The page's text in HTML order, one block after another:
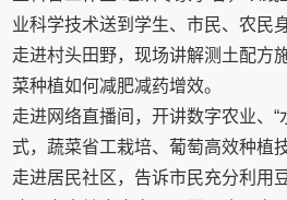
业科学技术送到学生、市民、农
走进村头田野，现场讲解测土配方
菜种植如何减肥减药增效。
走进网络直播间，开讲数字农业、“
式，蔬菜省工栽培、葡萄高效种植技
走进居民社区，告诉市民充分利用